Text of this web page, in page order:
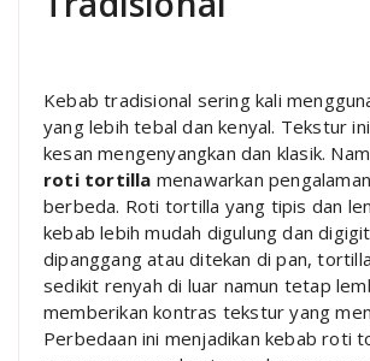
Kebab tradisional sering kali
yang lebih tebal dan kenyal. Tekstur
kesan mengenyangkan dan klasik.
roti tortilla menawarkan
berbeda. Roti tortilla yang tipis dan
kebab lebih mudah digulung dan
dipanggang atau ditekan di pan,
sedikit renyah di luar namun tetap
memberikan kontras tekstur yang
Perbedaan ini menjadikan kebab roti